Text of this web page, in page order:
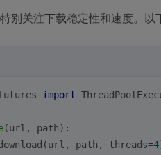
别关注下载稳定性和速度。
import
(url, path):
path, threads=
4